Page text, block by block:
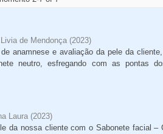
de Mendonça (2023)
anamnese e avaliação da pele da
neutro, esfregando com as pontas
Laura (2023)
da nossa cliente com o Sabonete facial